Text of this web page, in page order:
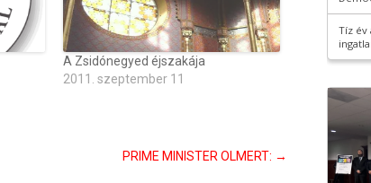
A Zsidónegyed éjszakája
2011. szeptember 11
PRIME MINISTER OLMERT: →